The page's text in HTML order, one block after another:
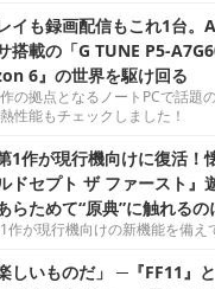
イも録画配信もこれ1台
搭載の「G TUNE P5-
6』の世界を駆け回る
の拠点となるノートPCで話題
性能もチェックしました！
1作が現行機向けに復活！
ドセプト ザ ファースト』
らためて“原典”に触れるの
作が現行機向けの新機能を備え
しいものだ」 ─『FF11』